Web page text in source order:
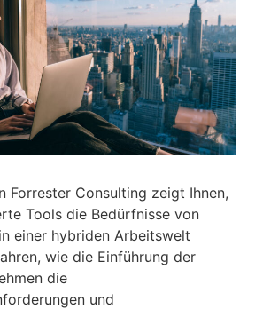
Forrester Consulting zeigt Ihnen,
Tools die Bedürfnisse von
einer hybriden Arbeitswelt
wie die Einführung der
die
und